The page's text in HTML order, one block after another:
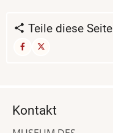
Teile diese Seite
Kontakt